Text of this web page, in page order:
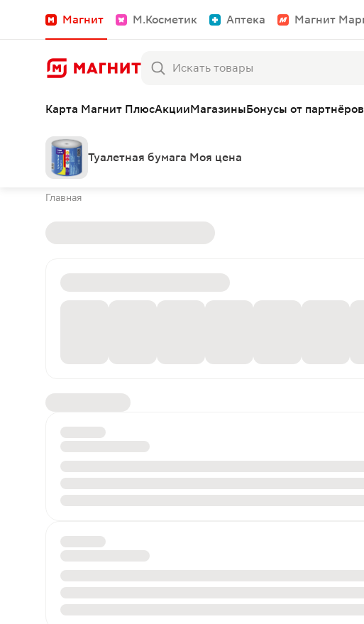
Магнит М.Косметик Аптека Магнит
Карта Магнит ПлюсАкцииМагазиныБонусы от партнёров
Туалетная бумага Моя цена
Главная